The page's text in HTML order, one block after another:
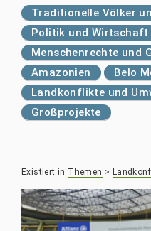
Traditionelle Völker
Politik und Wirtschaft
Menschenrechte und
Amazonien
Belo
Landkonflikte und
Großprojekte
Existiert in Themen >